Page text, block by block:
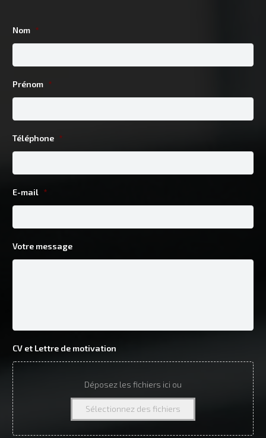
Nom *
Prénom *
Téléphone *
E-mail *
Votre message
CV et Lettre de motivation
Déposez les fichiers ici ou
Sélectionnez des fichiers